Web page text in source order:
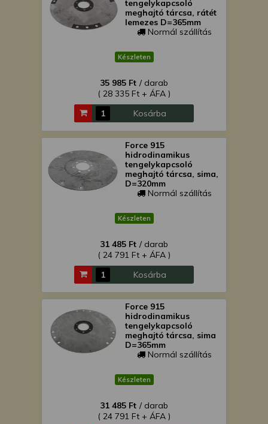
tengelykapcsoló
meghajtó tárcsa, rátét
lemezes D=365mm
Normál szállítás
Készleten
35 985 Ft / darab
( 28 335 Ft + ÁFA )
Kosárba
Force 915
hidrodinamikus
tengelykapcsoló
meghajtó tárcsa, sima,
D=320mm
Normál szállítás
Készleten
31 485 Ft / darab
( 24 791 Ft + ÁFA )
Kosárba
Force 915
hidrodinamikus
tengelykapcsoló
meghajtó tárcsa, sima
D=365mm
Normál szállítás
Készleten
31 485 Ft / darab
( 24 791 Ft + ÁFA )